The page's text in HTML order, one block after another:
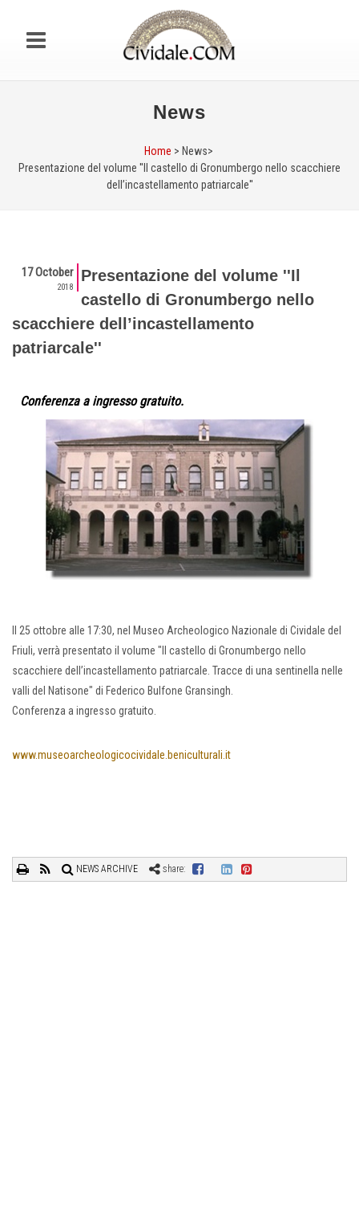
News
Home > News>
Presentazione del volume ''Il castello di Gronumbergo nello scacchiere
dell’incastellamento patriarcale''
17 October
2018
Presentazione del volume ''Il
castello di Gronumbergo nello
scacchiere dell’incastellamento
patriarcale''
Conferenza a ingresso gratuito.
Il 25 ottobre alle 17:30, nel Museo Archeologico Nazionale di Cividale del
Friuli, verrà presentato il volume "Il castello di Gronumbergo nello
scacchiere dell’incastellamento patriarcale. Tracce di una sentinella nelle
valli del Natisone" di Federico Bulfone Gransingh.
Conferenza a ingresso gratuito.
www.museoarcheologicocividale.beniculturali.it
NEWS ARCHIVE share: